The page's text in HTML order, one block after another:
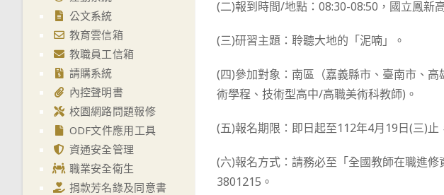
(二)報到時間/地點：08:30-08:50，國立鳳新
(三)研習主題：聆聽大地的「泥喃」。
(四)參加對象：南區（嘉義縣市、臺南市、
術學程、技術型高中/高職美術科教師)。
(五)報名期限：即日起至112年4月19日(三)
(六)報名方式：請務必至「全國教師在職進
3801215。
公文系統
教育雲信箱
教職員工信箱
請購系統
內控聲明書
校園網路問題報修
ODF文件應用工具
資通安全管理
職業安全衛生
捐款芳名錄及同意書